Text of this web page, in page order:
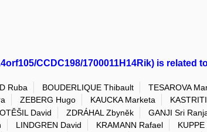
CCDC198/1700011H14Rik) is related
Ruba BOUDERLIQUE Thibault
TESAROVA
ZEBERG Hugo KAUCKA Marketa
David ZDRÁHAL Zbyněk
GANJI Sri
LINDGREN David KRAMANN Rafael